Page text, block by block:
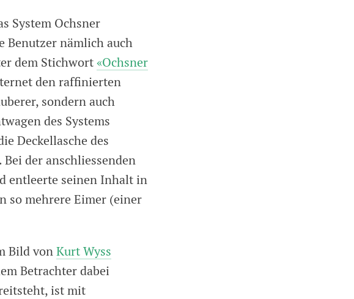
System Ochsner
Benutzer nämlich auch
dem Stichwort«Ochsner
den raffinierten
sondern auch
des Systems
Deckel­lasche des
der anschliessenden
entleerte seinen Inhalt in
so mehrere Eimer (einer
Bild vonKurt Wyss
Betrachter dabei
ist mit